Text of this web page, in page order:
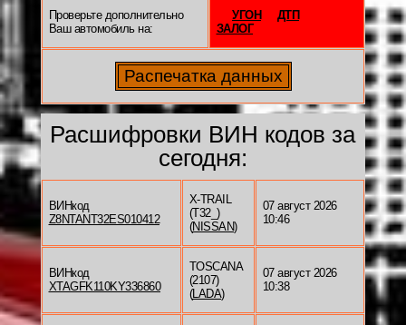
Проверьте дополнительно
Ваш автомобиль на:
УГОН
ДТП
ЗАЛОГ
Расшифровки ВИН кодов за
сегодня:
ВИНкод
Z8NTANT32ES010412
X-TRAIL
(T32_)
(NISSAN)
07 август 2026
10:46
ВИНкод
XTAGFK110KY336860
TOSCANA
(2107)
(LADA)
07 август 2026
10:38